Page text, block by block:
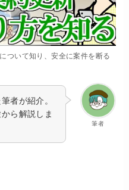
ついて知り、安全に案件を断る
筆者
者が紹介。
ら解説しま